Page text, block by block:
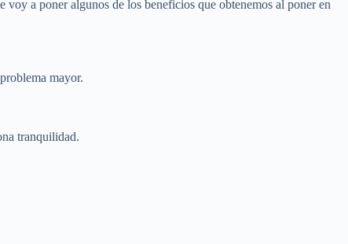
a poner algunos de los beneficios que obtenemos al poner en
mayor.
tranquilidad.